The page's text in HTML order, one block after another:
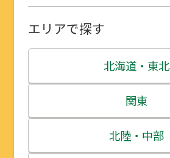
エリアで探す
北海道・東北
北海道
青森県
関東
茨城県
北陸・中部